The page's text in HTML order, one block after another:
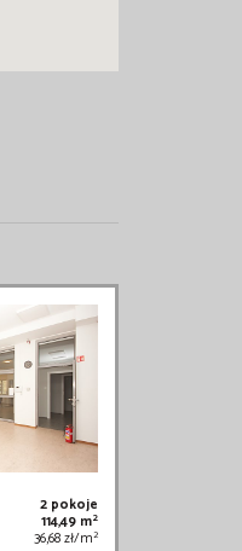
2 pokoje
114,49 m2
36,68 zł/m2